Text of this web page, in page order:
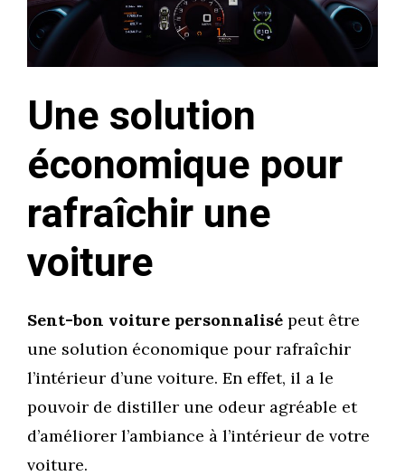
Une solution
économique pour
rafraîchir une
voiture
Sent-bon voiture personnalisé peut être
une solution économique pour rafraîchir
l’intérieur d’une voiture. En effet, il a le
pouvoir de distiller une odeur agréable et
d’améliorer l’ambiance à l’intérieur de votre
voiture.